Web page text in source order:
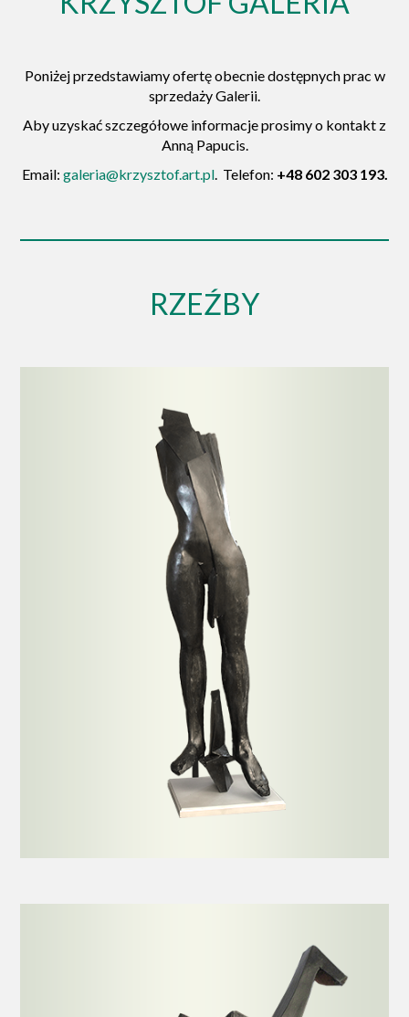
Poniżej przedstawiamy ofertę obecnie dostępnych prac w
sprzedaży Galerii.
Aby uzyskać szczegółowe informacje prosimy o kontakt z
Anną Papucis.
Email: galeria@krzysztof.art.pl. Telefon: +48 602 303 193.
RZEŹBY